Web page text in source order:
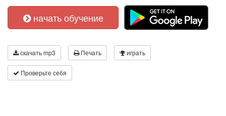
начать обучение
скачать mp3 Печать играть
Проверьте себя